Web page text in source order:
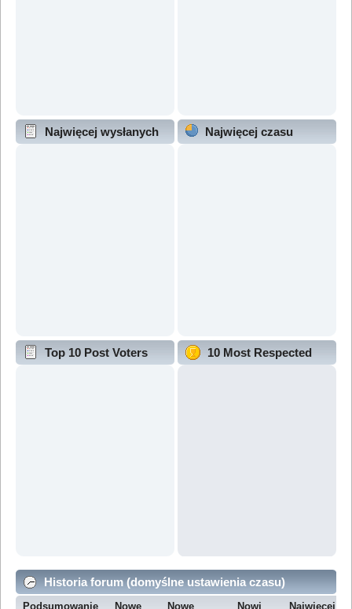
Najwięcej wysłanych
Najwięcej czasu
Top 10 Post Voters 10 Most Respected
Historia forum (domyślne ustawienia czasu)
Podsumowanie Nowe Nowe Nowi Najwięcej